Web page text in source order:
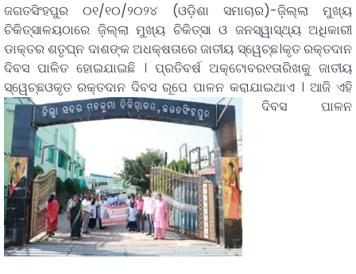
ଜଗତସିଂହପୁର ୦୧/୧୦/୨୦୨୪ (ଓଡ଼ିଶା ସମାଚାର)-ଜ଼ିଲ୍ଲା ମୁଖ୍ୟ
ଚିକିତ୍ସାଳୟଠାରେ ଜ଼ିଲ୍ଲା ମୁଖ୍ୟ ଚିକିତ୍ସା ଓ ଜନସ୍ୱାସ୍ଥ୍ୟ ଅଧିକାରୀ
ଡାକ୍ତର ଶତୃଘ୍ନ ଦାଶଙ୍କ ଅଧକ୍ଷତାରେ ଜାତୀୟ ସ୍ୱେଚ୍ଛ।କୃତ ରକ୍ତଦାନ
ଦିବସ ପାଳିତ ହୋଇଯାଇଛି । ପ୍ରତିବର୍ଷ ଅକ୍ଟୋବର୧ତାରିଖକୁ ଜାତୀୟ
ସ୍ୱେଚ୍ଛଓକୃତ ରକ୍ତଦାନ ଦିବସ ରୂପେ ପାଳନ କରାଯାଇଥାଏ । ଆଜି ଏହି
ଦିବସ ପାଳନ